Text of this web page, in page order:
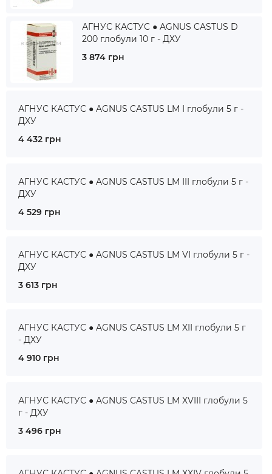
АГНУС КАСТУС ● AGNUS CASTUS D
200 глобули 10 г - ДХУ
3 874 грн
АГНУС КАСТУС ● AGNUS CASTUS LM I глобули 5 г -
ДХУ
4 432 грн
АГНУС КАСТУС ● AGNUS CASTUS LM III глобули 5 г -
ДХУ
4 529 грн
АГНУС КАСТУС ● AGNUS CASTUS LM VI глобули 5 г -
ДХУ
3 613 грн
АГНУС КАСТУС ● AGNUS CASTUS LM XII глобули 5 г
- ДХУ
4 910 грн
АГНУС КАСТУС ● AGNUS CASTUS LM XVIII глобули 5
г - ДХУ
3 496 грн